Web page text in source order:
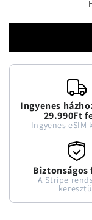
7
csökkentése
7
Ingyenes
29.990Ft
Ingyenes eSIM
Biztonságos
A Stripe